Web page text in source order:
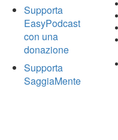
Supporta
EasyPodcast
con una
donazione
Supporta
SaggiaMente